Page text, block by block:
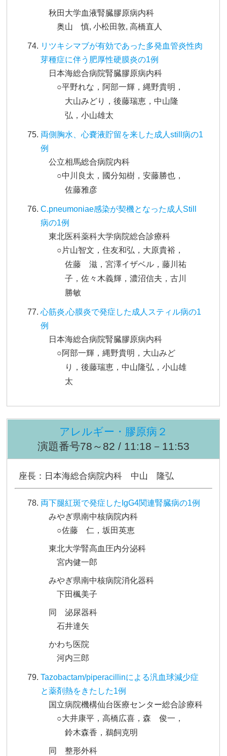
秋田大学血液腎臓膠原病内科
奥山 慎, 小松田敦, 高橋直人
リツキシマブが有効であった多発血管炎性肉
芽種症に伴う肥厚性硬膜炎の1例
日本海総合病院腎臓膠原病内科
○平野れな，阿部一輝，縄野貴明，
大山みどり，後藤瑞恵，中山隆
弘，小山雄太
両側胸水、心嚢液貯留を来した成人still病の1
例
公立相馬総合病院内科
○中川良太，國分知樹，安藤勝也，
佐藤雅彦
C.pneumoniae感染が契機となった成人Still
病の1例
東北医科薬科大学病院総合診療科
○片山智文，住友和弘，大原貴裕，
佐藤 滋，宮澤イザベル，藤川祐
子，佐々木義輝，濃沼信夫，古川
勝敏
心筋炎,心膜炎で発症した成人スティル病の1
例
日本海総合病院腎臓膠原病内科
○阿部一輝，縄野貴明，大山みど
り，後藤瑞恵，中山隆弘，小山雄
太
アレルギー・膠原病２
演題番号78～82 / 11:18－11:53
座長：日本海総合病院内科 中山 隆弘
両下腿紅斑で発症したIgG4関連腎臓病の1例
みやぎ県南中核病院内科
○佐藤 仁，坂田英恵
東北大学腎高血圧内分泌科
宮内健一郎
みやぎ県南中核病院消化器科
下田楓美子
同 泌尿器科
石井達矢
かわち医院
河内三郎
Tazobactam/piperacillinによる汎血球減少症
と薬剤熱をきたした1例
国立病院機構仙台医療センター総合診療科
○大井康平，高橋広喜，森 俊一，
鈴木森香，鵜飼克明
同 整形外科